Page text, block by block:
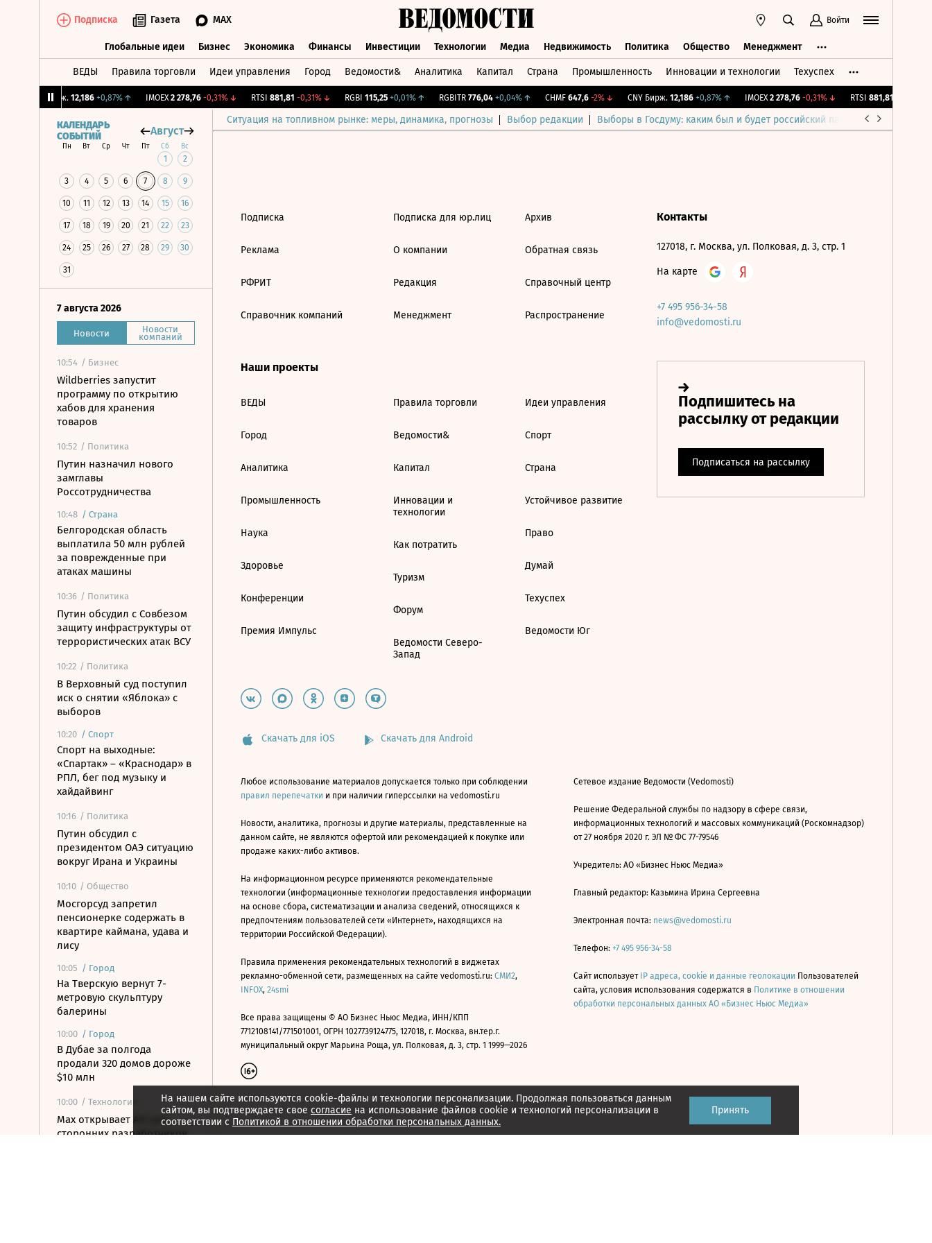
Подписка Газета MAX Войти
Глобальные идеи Бизнес Экономика Финансы Инвестиции Технологии Медиа Недвижимость Политика Общество Менеджмент
ВЕДЫ Правила торговли Идеи управления Город Ведомости& Аналитика Капитал Страна Промышленность Инновации и технологии Техуспех
CNY Бирж. 12,186 +0,87%↑ IMOEX 2 278,76 -0,31%↓ RTSI 881,81 -0,31%↓ RGBI 115,25 +0,01%↑ RGBITR 776,04 +0,04%↑ CHMF 647,6 -2%↓ CNY Бирж. 12,186 +0,87%↑ IMOEX 2 278,76 -0,31%↓ RTSI 881,81 -0,31%
Ситуация на топливном рынке: меры, динамика, прогнозы Выбор редакции Выборы в Госдуму: каким был и будет российский парламент
КАЛЕНДАРЬ
СОБЫТИЙ
Август
Пн Вт Ср Чт Пт Сб Вс
1 2
3 4 5 6 7 8 9
10 11 12 13 14 15 16
17 18 19 20 21 22 23
24 25 26 27 28 29 30
31
7 августа 2026
Новости Новости
компаний
10:54 / Бизнес
Wildberries запустит
программу по открытию
хабов для хранения
товаров
10:52 / Политика
Путин назначил нового
замглавы
Россотрудничества
10:48 / Страна
Белгородская область
выплатила 50 млн рублей
за поврежденные при
атаках машины
10:36 / Политика
Путин обсудил с Совбезом
защиту инфраструктуры от
террористических атак ВСУ
10:22 / Политика
В Верховный суд поступил
иск о снятии «Яблока» с
выборов
10:20 / Спорт
Спорт на выходные:
«Спартак» – «Краснодар» в
РПЛ, бег под музыку и
хайдайвинг
10:16 / Политика
Путин обсудил с
президентом ОАЭ ситуацию
вокруг Ирана и Украины
10:10 / Общество
Мосгорсуд запретил
пенсионерке содержать в
квартире каймана, удава и
лису
10:05 / Город
На Тверскую вернут 7-
метровую скульптуру
балерины
10:00 / Город
В Дубае за полгода
продали 320 домов дороже
$10 млн
10:00 / Технологии
Mах открывает API для
сторонних разработчиков
На нашем сайте используются cookie-файлы и технологии персонализации. Продолжая пользоваться данным
сайтом, вы подтверждаете свое согласие на использование файлов cookie и технологий персонализации в
соответствии с Политикой в отношении обработки персональных данных.
Принять
Подписка
Реклама
РФРИТ
Справочник компаний
Подписка для юр.лиц
О компании
Редакция
Менеджмент
Архив
Обратная связь
Справочный центр
Распространение
Наши проекты
ВЕДЫ
Город
Аналитика
Промышленность
Наука
Здоровье
Конференции
Премия Импульс
Правила торговли
Ведомости&
Капитал
Инновации и
технологии
Как потратить
Туризм
Форум
Ведомости Северо-
Запад
Идеи управления
Спорт
Страна
Устойчивое развитие
Право
Думай
Техуспех
Ведомости Юг
Контакты
127018, г. Москва, ул. Полковая, д. 3, стр. 1
На карте
+7 495 956-34-58
info@vedomosti.ru
Скачать для iOS Скачать для Android
Любое использование материалов допускается только при соблюдении
правил перепечатки и при наличии гиперссылки на vedomosti.ru
Новости, аналитика, прогнозы и другие материалы, представленные на
данном сайте, не являются офертой или рекомендацией к покупке или
продаже каких-либо активов.
На информационном ресурсе применяются рекомендательные
технологии (информационные технологии предоставления информации
на основе сбора, систематизации и анализа сведений, относящихся к
предпочтениям пользователей сети «Интернет», находящихся на
территории Российской Федерации).
Правила применения рекомендательных технологий в виджетах
рекламно-обменной сети, размещенных на сайте vedomosti.ru: СМИ2,
INFOX, 24smi
Все права защищены © АО Бизнес Ньюс Медиа, ИНН/КПП
7712108141/771501001, ОГРН 1027739124775, 127018, г. Москва, вн.тер.г.
муниципальный округ Марьина Роща, ул. Полковая, д. 3, стр. 1 1999—2026
Сетевое издание Ведомости (Vedomosti)
Решение Федеральной службы по надзору в сфере связи,
информационных технологий и массовых коммуникаций (Роскомнадзор)
от 27 ноября 2020 г. ЭЛ № ФС 77-79546
Учредитель: АО «Бизнес Ньюс Медиа»
Главный редактор: Казьмина Ирина Сергеевна
Электронная почта: news@vedomosti.ru
Телефон: +7 495 956-34-58
Сайт использует IP адреса, cookie и данные геолокации Пользователей
сайта, условия использования содержатся в Политике в отношении
обработки персональных данных АО «Бизнес Ньюс Медиа»